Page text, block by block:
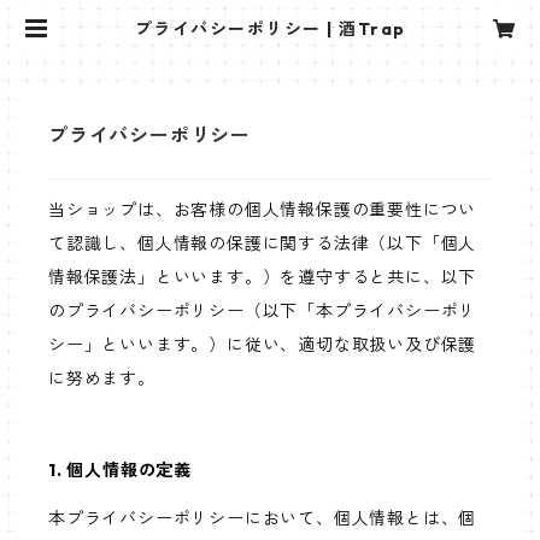
プライバシーポリシー | 酒Trap
プライバシーポリシー
当ショップは、お客様の個人情報保護の重要性につい
て認識し、個人情報の保護に関する法律（以下「個人
情報保護法」といいます。）を遵守すると共に、以下
のプライバシーポリシー（以下「本プライバシーポリ
シー」といいます。）に従い、適切な取扱い及び保護
に努めます。
1. 個人情報の定義
本プライバシーポリシーにおいて、個人情報とは、個